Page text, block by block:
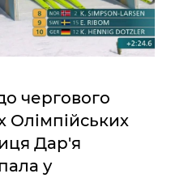
чергового
Олімпійських
Дар'я
у